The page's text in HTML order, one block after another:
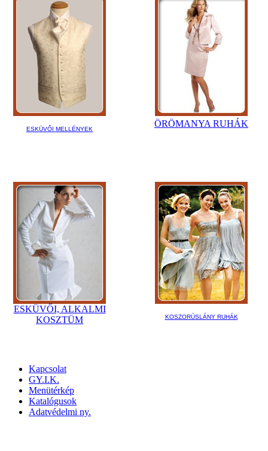
ESKÜVŐI MELLÉNYEK
ÖRÖMANYA RUHÁK
ESKÜVŐI, ALKALMI
KOSZTÜM
KOSZORÚSLÁNY RUHÁK
Kapcsolat
GY.I.K.
Menütérkép
Katalógusok
Adatvédelmi ny.